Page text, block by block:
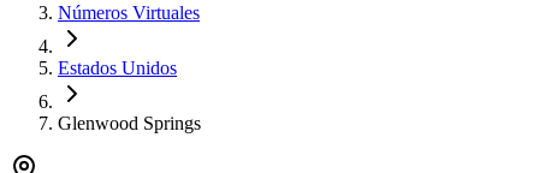
Números Virtuales
Estados Unidos
Glenwood Springs